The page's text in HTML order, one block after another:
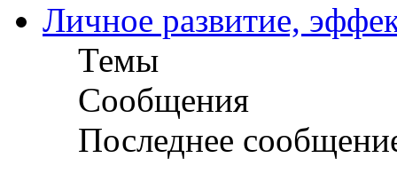
Личное развитие,
Темы
Сообщения
Последнее